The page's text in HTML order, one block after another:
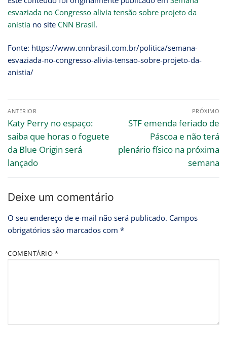
esvaziada no Congresso alivia tensão sobre projeto da
anistia no site CNN Brasil.
Fonte: https://www.cnnbrasil.com.br/politica/semana-
esvaziada-no-congresso-alivia-tensao-sobre-projeto-da-
anistia/
ANTERIOR
Katy Perry no espaço:
saiba que horas o foguete
da Blue Origin será
lançado
PRÓXIMO
STF emenda feriado de
Páscoa e não terá
plenário físico na próxima
semana
Deixe um comentário
O seu endereço de e-mail não será publicado. Campos
obrigatórios são marcados com *
COMENTÁRIO *